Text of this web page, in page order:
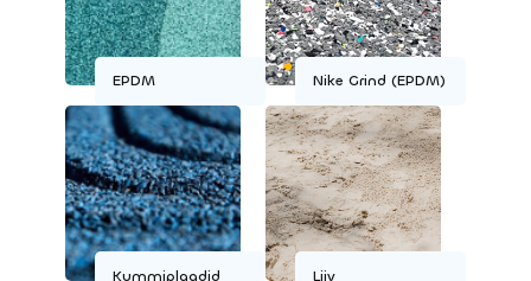
EPDM Nike Grind (EPDM)
Kummiplaadid Liiv